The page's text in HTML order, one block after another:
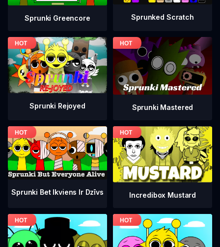
Sprunki Greencore Sprunked Scratch
Sprunki Rejoyed Sprunki Mastered
Sprunki Bet Ikviens Ir Dzīvs Incredibox Mustard